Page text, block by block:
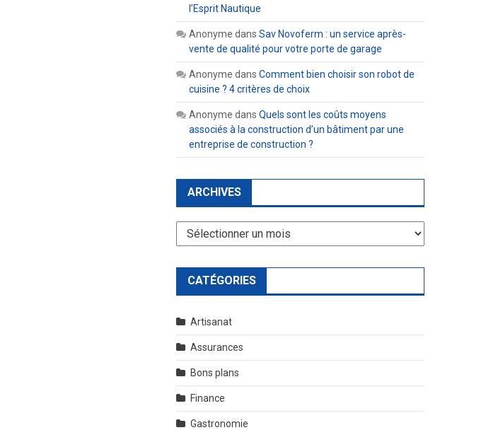
l’Esprit Nautique
Anonyme dans Sav Novoferm : un service après-
vente de qualité pour votre porte de garage
Anonyme dans Comment bien choisir son robot de
cuisine ? 4 critères de choix
Anonyme dans Quels sont les coûts moyens
associés à la construction d’un bâtiment par une
entreprise de construction ?
ARCHIVES
Archives
CATÉGORIES
Artisanat
Assurances
Bons plans
Finance
Gastronomie